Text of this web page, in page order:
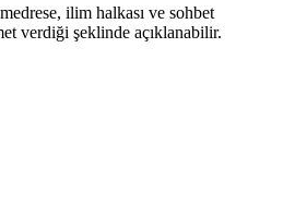
ilim halkası ve sohbet
verdiği şeklinde açıklanabilir.